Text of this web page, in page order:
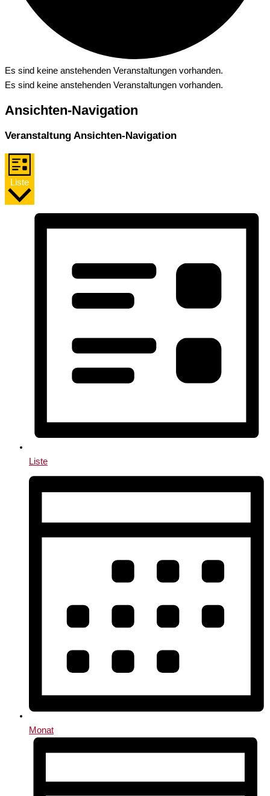
Es sind keine anstehenden Veranstaltungen vorhanden.
Es sind keine anstehenden Veranstaltungen vorhanden.
Ansichten-Navigation
Veranstaltung Ansichten-Navigation
Liste
Liste
Monat